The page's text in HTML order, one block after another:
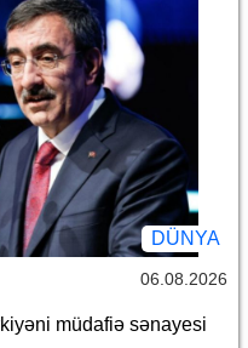
DÜNYA
06.08.2026
müdafiə sənayesi